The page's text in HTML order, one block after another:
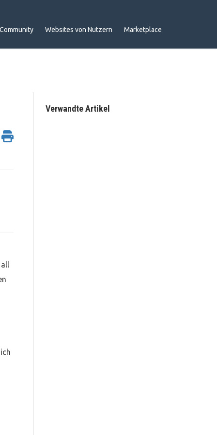
Community Websites von Nutzern Marketplace
all
Verwandte Artikel